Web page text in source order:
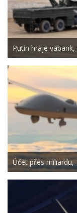
Putin hraje
Účet přes miliardu,